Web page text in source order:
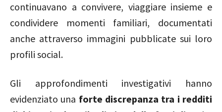
continuavano a convivere, viaggiare insieme e
condividere momenti familiari, documentati
anche attraverso immagini pubblicate sui loro
profili social.
Gli approfondimenti investigativi hanno
evidenziato una forte discrepanza tra i redditi